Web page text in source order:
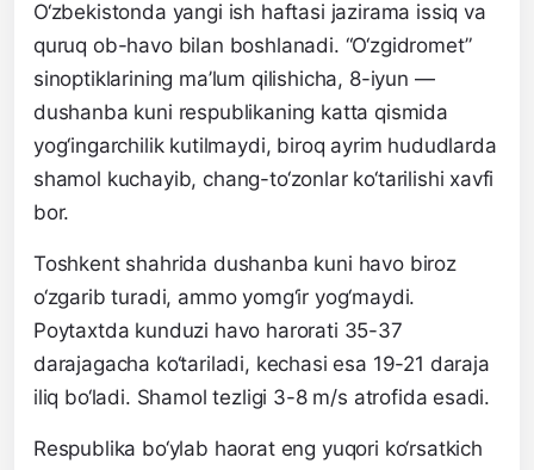
O‘zbekistonda yangi ish haftasi jazirama issiq va
quruq ob-havo bilan boshlanadi. “O‘zgidromet”
sinoptiklarining ma’lum qilishicha, 8-iyun —
dushanba kuni respublikaning katta qismida
yog‘ingarchilik kutilmaydi, biroq ayrim hududlarda
shamol kuchayib, chang-to‘zonlar ko‘tarilishi xavfi
bor.
Toshkent shahrida dushanba kuni havo biroz
o‘zgarib turadi, ammo yomg‘ir yog‘maydi.
Poytaxtda kunduzi havo harorati 35-37
darajagacha ko‘tariladi, kechasi esa 19-21 daraja
iliq bo‘ladi. Shamol tezligi 3-8 m/s atrofida esadi.
Respublika bo‘ylab haorat eng yuqori ko‘rsatkich